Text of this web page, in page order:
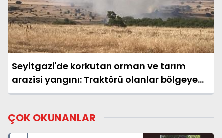
Seyitgazi'de korkutan orman ve tarım
arazisi yangını: Traktörü olanlar bölgeye
çağrıldı
ÇOK OKUNANLAR